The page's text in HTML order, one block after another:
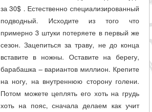
за 30$ . Естественно специализированный
подводный. Исходите из того что
примерно 3 штуки потеряете в первый же
сезон. Зацепиться за траву, не до конца
вставите в ножны. Оставите на берегу,
барабашка – вариантов миллион. Крепите
на ногу, на внутреннюю сторону голени.
Потом можете цеплять его хоть на грудь
хоть на пояс, сначала делаем как учит